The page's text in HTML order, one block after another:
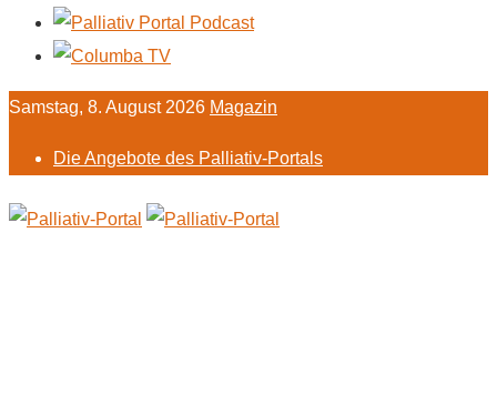
Samstag, 8. August 2026 Magazin
Die Angebote des Palliativ-Portals